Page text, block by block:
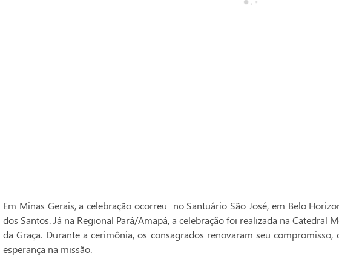
Em Minas Gerais, a celebração ocorreu no Santuário São José, em Belo
dos Santos. Já na Regional Pará/Amapá, a celebração foi realizada na Catedral
da Graça. Durante a cerimônia, os consagrados renovaram seu
esperança na missão.